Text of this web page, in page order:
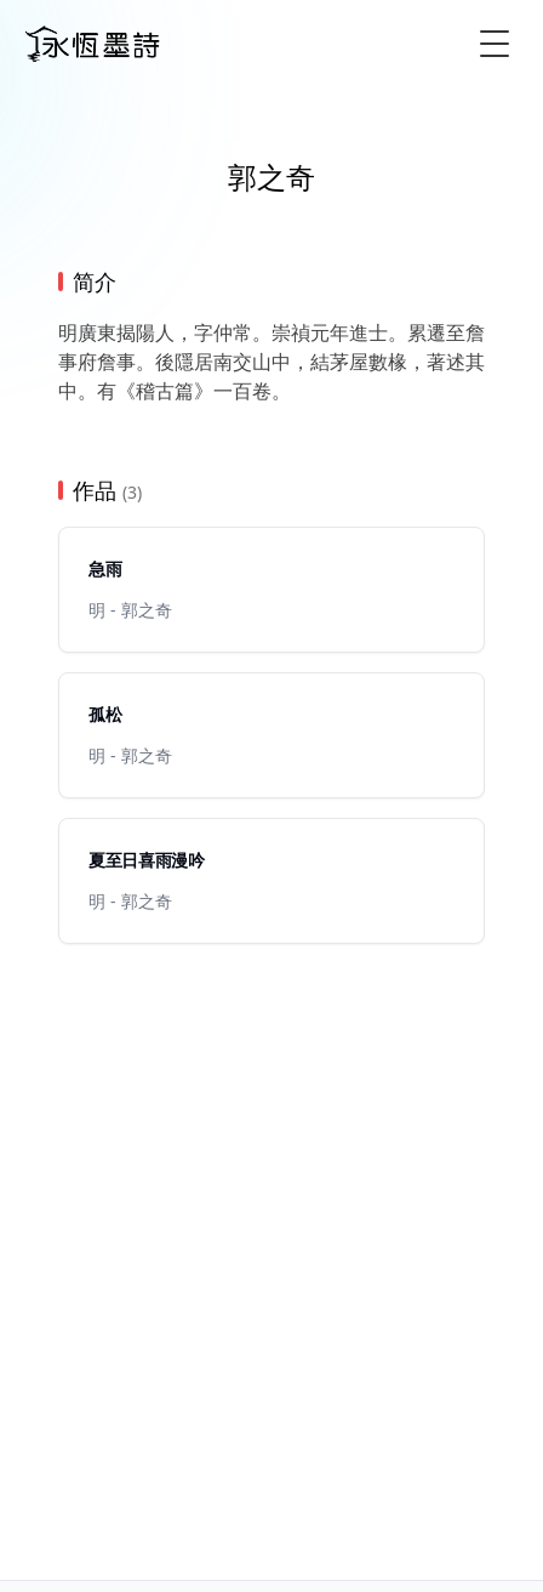
郭之奇
简介
明廣東揭陽人，字仲常。崇禎元年進士。累遷至詹
事府詹事。後隱居南交山中，結茅屋數椽，著述其
中。有《稽古篇》一百卷。
作品 (3)
急雨
明 - 郭之奇
孤松
明 - 郭之奇
夏至日喜雨漫吟
明 - 郭之奇